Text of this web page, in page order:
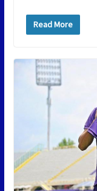
Read More